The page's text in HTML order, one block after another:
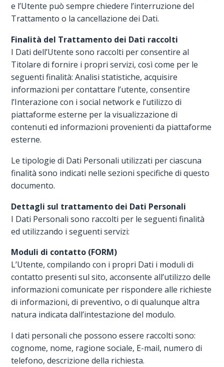
e l’Utente può sempre chiedere l’interruzione del
Trattamento o la cancellazione dei Dati.
Finalità del Trattamento dei Dati raccolti
I Dati dell’Utente sono raccolti per consentire al
Titolare di fornire i propri servizi, così come per le
seguenti finalità: Analisi statistiche, acquisire
informazioni per contattare l’utente, consentire
l’Interazione con i social network e l’utilizzo di
piattaforme esterne per la visualizzazione di
contenuti ed informazioni provenienti da piattaforme
esterne.
Le tipologie di Dati Personali utilizzati per ciascuna
finalità sono indicati nelle sezioni specifiche di questo
documento.
Dettagli sul trattamento dei Dati Personali
I Dati Personali sono raccolti per le seguenti finalità
ed utilizzando i seguenti servizi:
Moduli di contatto (FORM)
L’Utente, compilando con i propri Dati i moduli di
contatto presenti sul sito, acconsente all’utilizzo delle
informazioni comunicate per rispondere alle richieste
di informazioni, di preventivo, o di qualunque altra
natura indicata dall’intestazione del modulo.
I dati personali che possono essere raccolti sono:
cognome, nome, ragione sociale, E-mail, numero di
telefono, descrizione della richiesta.